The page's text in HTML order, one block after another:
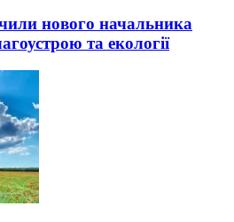
нового начальника
та екології